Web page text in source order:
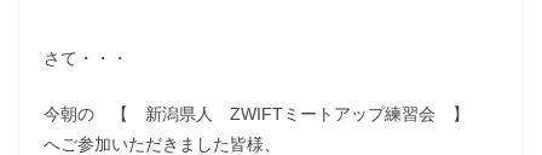
さて・・・
今朝の 【 新潟県人 ZWIFTミートアップ練習会 】
へご参加いただきました皆様、